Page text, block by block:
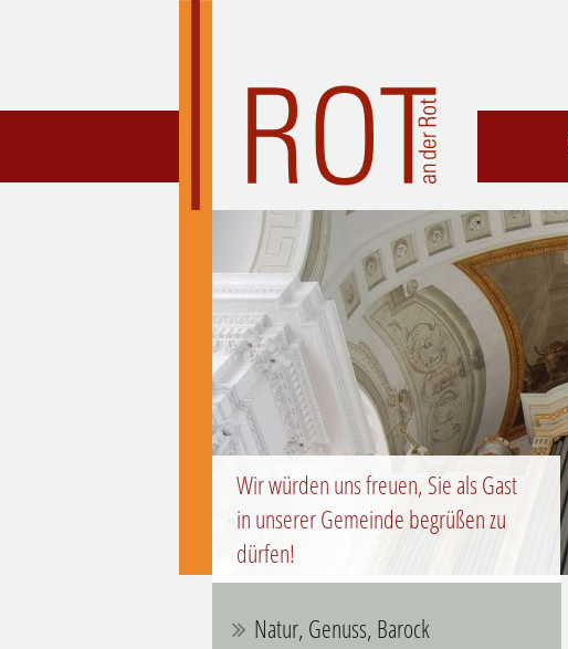
Wir würden uns freuen, Sie als Gast
in unserer Gemeinde begrüßen zu
dürfen!
Natur, Genuss, Barock